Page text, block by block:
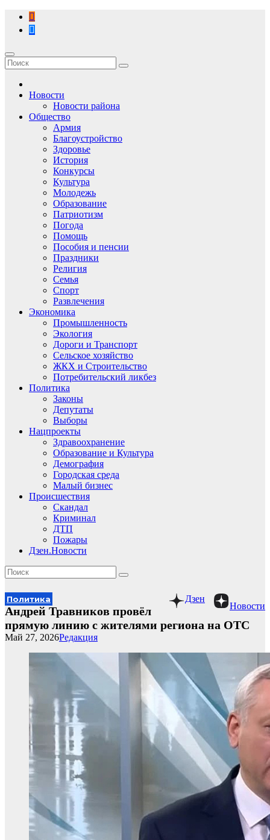
Перейти
содержимому
Новости
Новости района
Общество
Армия
Благоустройство
Здоровье
История
Конкурсы
Культура
Молодежь
Образование
Патриотизм
Погода
Помощь
Пособия и пенсии
Праздники
Религия
Семья
Спорт
Развлечения
Экономика
Промышленность
Экология
Дороги и Транспорт
Сельское хозяйство
ЖКХ и Строительство
Потребительский ликбез
Политика
Законы
Депутаты
Выборы
Нацпроекты
Здравоохранение
Образование и Культура
Демография
Городская среда
Малый бизнес
Происшествия
Скандал
Криминал
ДТП
Пожары
Дзен.Новости
Новости
Дзен
Политика
Андрей Травников провёл
прямую линию с жителями региона на ОТС
Редакция
Май 27, 2026